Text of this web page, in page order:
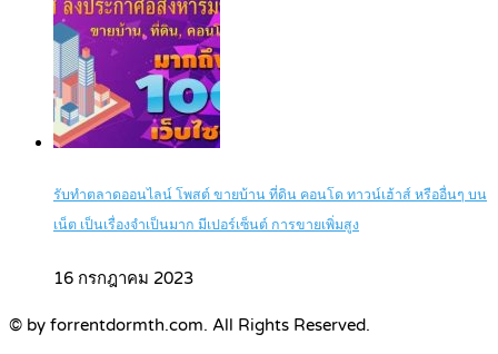
รับทำตลาดออนไลน์ โพสต์ ขายบ้าน ที่ดิน คอนโด ทาวน์เฮ้าส์ หรืออื่นๆ บน
เน็ต เป็นเรื่องจำเป็นมาก มีเปอร์เซ็นต์ การขายเพิ่มสูง
16 กรกฎาคม 2023
© by forrentdormth.com. All Rights Reserved.